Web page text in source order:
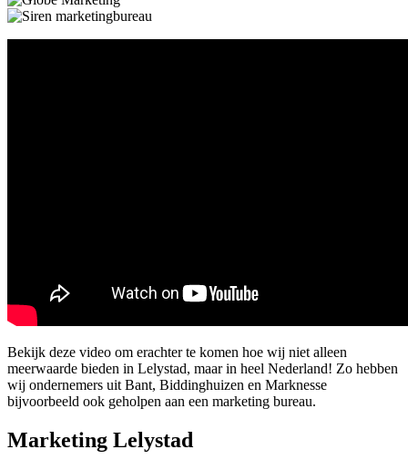
Bekijk deze video om erachter te komen hoe wij niet alleen
meerwaarde bieden in Lelystad, maar in heel Nederland! Zo hebben
wij ondernemers uit Bant, Biddinghuizen en Marknesse
bijvoorbeeld ook geholpen aan een marketing bureau.
Marketing Lelystad